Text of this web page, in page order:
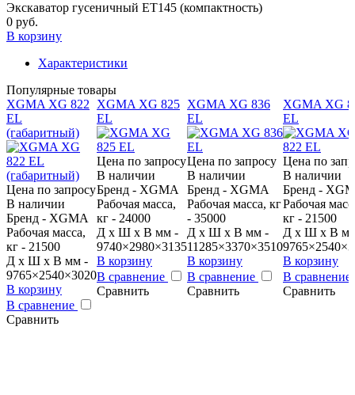
Экскаватор гусеничный ET145 (компактность)
0 руб.
В корзину
Характеристики
Популярные товары
XGMA XG 822
EL
(габаритный)
Цена по запросу
В наличии
Бренд - XGMA
Рабочая масса,
кг - 21500
Д x Ш x В мм -
9765×2540×3020
В корзину
В сравнение
Сравнить
XGMA XG 825
EL
Цена по запросу
В наличии
Бренд - XGMA
Рабочая масса,
кг - 24000
Д x Ш x В мм -
9740×2980×3135
В корзину
В сравнение
Сравнить
XGMA XG 836
EL
Цена по запросу
В наличии
Бренд - XGMA
Рабочая масса, кг
- 35000
Д x Ш x В мм -
11285×3370×3510
В корзину
В сравнение
Сравнить
XGMA XG
EL
Цена по
В наличии
Бренд -
Рабочая
кг - 21500
Д x Ш x В
В корзину
В сравнение
Сравнить